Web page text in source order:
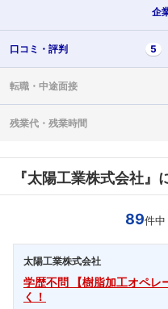
企
口コミ・ 評判 5
転職・ 中途面接
残業代・ 残業時間
『太陽工業株式会社
89件中
太陽工業株式会社
学歴不問 【樹脂加工オペレ
く！